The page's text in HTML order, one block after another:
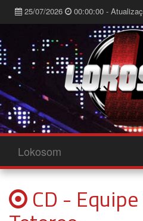
25/07/2026 00:00:00 -
Lokosom
CD -